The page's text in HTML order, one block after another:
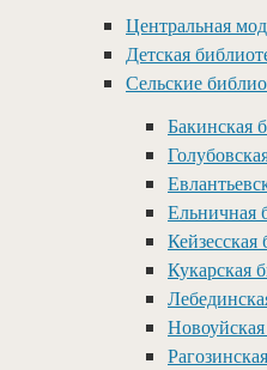
Центральная
Детская
Сельские
Бакинская
Ельничная
Кукарская